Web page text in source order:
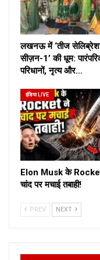
लखनऊ में ‘तीज
सीज़न-1’ की धूम:
परिधानों, नृत्य और…
इंडिया LIVE
Elon Musk के
चांद पर मचाई तबाही!
PREV NEXT